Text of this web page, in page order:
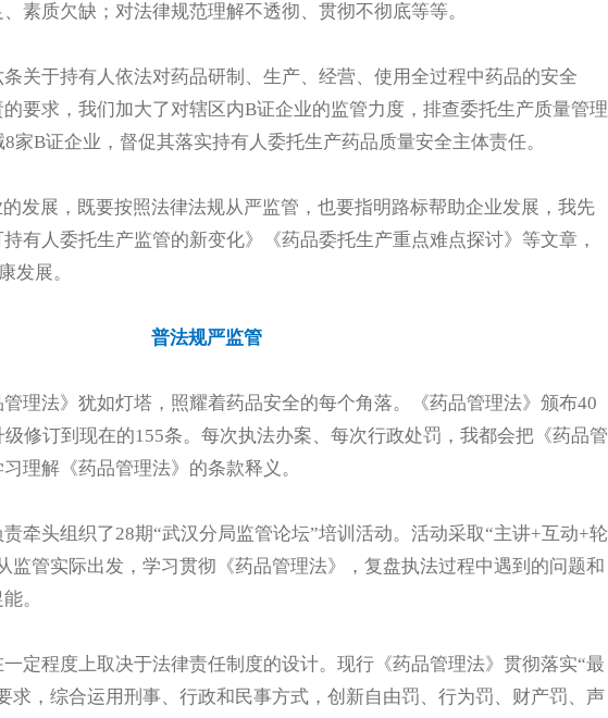
素质欠缺；对法律规范理解不透彻、贯彻不彻底等等。
关于持有人依法对药品研制、生产、经营、使用全过程中药品的安全
要求，我们加大了对辖区内B证企业的监管力度，排查委托生产质量管理
家B证企业，督促其落实持有人委托生产药品质量安全主体责任。
发展，既要按照法律法规从严监管，也要指明路标帮助企业发展，我先
有人委托生产监管的新变化》《药品委托生产重点难点探讨》等文章，
发展。
普法规严监管
理法》犹如灯塔，照耀着药品安全的每个角落。《药品管理法》颁布40
修订到现在的155条。每次执法办案、每次行政处罚，我都会把《药品管
理解《药品管理法》的条款释义。
牵头组织了28期“武汉分局监管论坛”培训活动。活动采取“主讲+互动+轮
监管实际出发，学习贯彻《药品管理法》，复盘执法过程中遇到的问题和
。
定程度上取决于法律责任制度的设计。现行《药品管理法》贯彻落实“最
求，综合运用刑事、行政和民事方式，创新自由罚、行为罚、财产罚、声